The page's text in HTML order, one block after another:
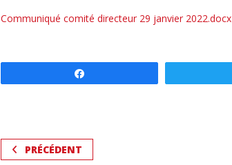
Communiqué comité directeur 29 janvier 2022.docx
PRÉCÉDENT